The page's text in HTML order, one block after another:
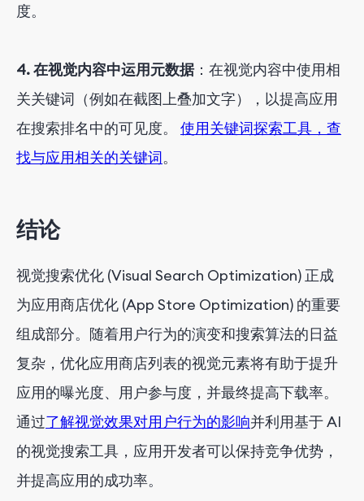
度。
4. 在视觉内容中运用元数据：在视觉内容中使用相
关关键词（例如在截图上叠加文字），以提高应用
在搜索排名中的可见度。 使用关键词探索工具，查
找与应用相关的关键词。
结论
视觉搜索优化 (Visual Search Optimization) 正成
为应用商店优化 (App Store Optimization) 的重要
组成部分。随着用户行为的演变和搜索算法的日益
复杂，优化应用商店列表的视觉元素将有助于提升
应用的曝光度、用户参与度，并最终提高下载率。
通过了解视觉效果对用户行为的影响并利用基于 AI
的视觉搜索工具，应用开发者可以保持竞争优势，
并提高应用的成功率。